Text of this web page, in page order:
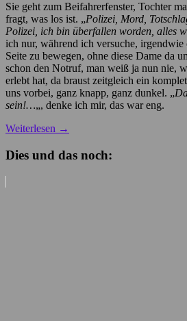
Sie geht zum Beifahrerfenster, Tochter
fragt, was los ist. „Polizei, Mord,
Polizei, ich bin überfallen worden, alles
ich nur, während ich versuche, irgendwie
Seite zu bewegen, ohne diese Dame da
schon den Notruf, man weiß ja nun nie,
erlebt hat, da braust zeitgleich ein
uns vorbei, ganz knapp, ganz dunkel. „
sein!…„, denke ich mir, das war eng.
Weiterlesen →
Dies und das noch: